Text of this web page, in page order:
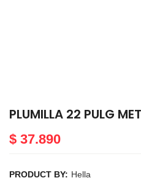
PLUMILLA 22 PULG
$ 37.890
PRODUCT BY: Hella